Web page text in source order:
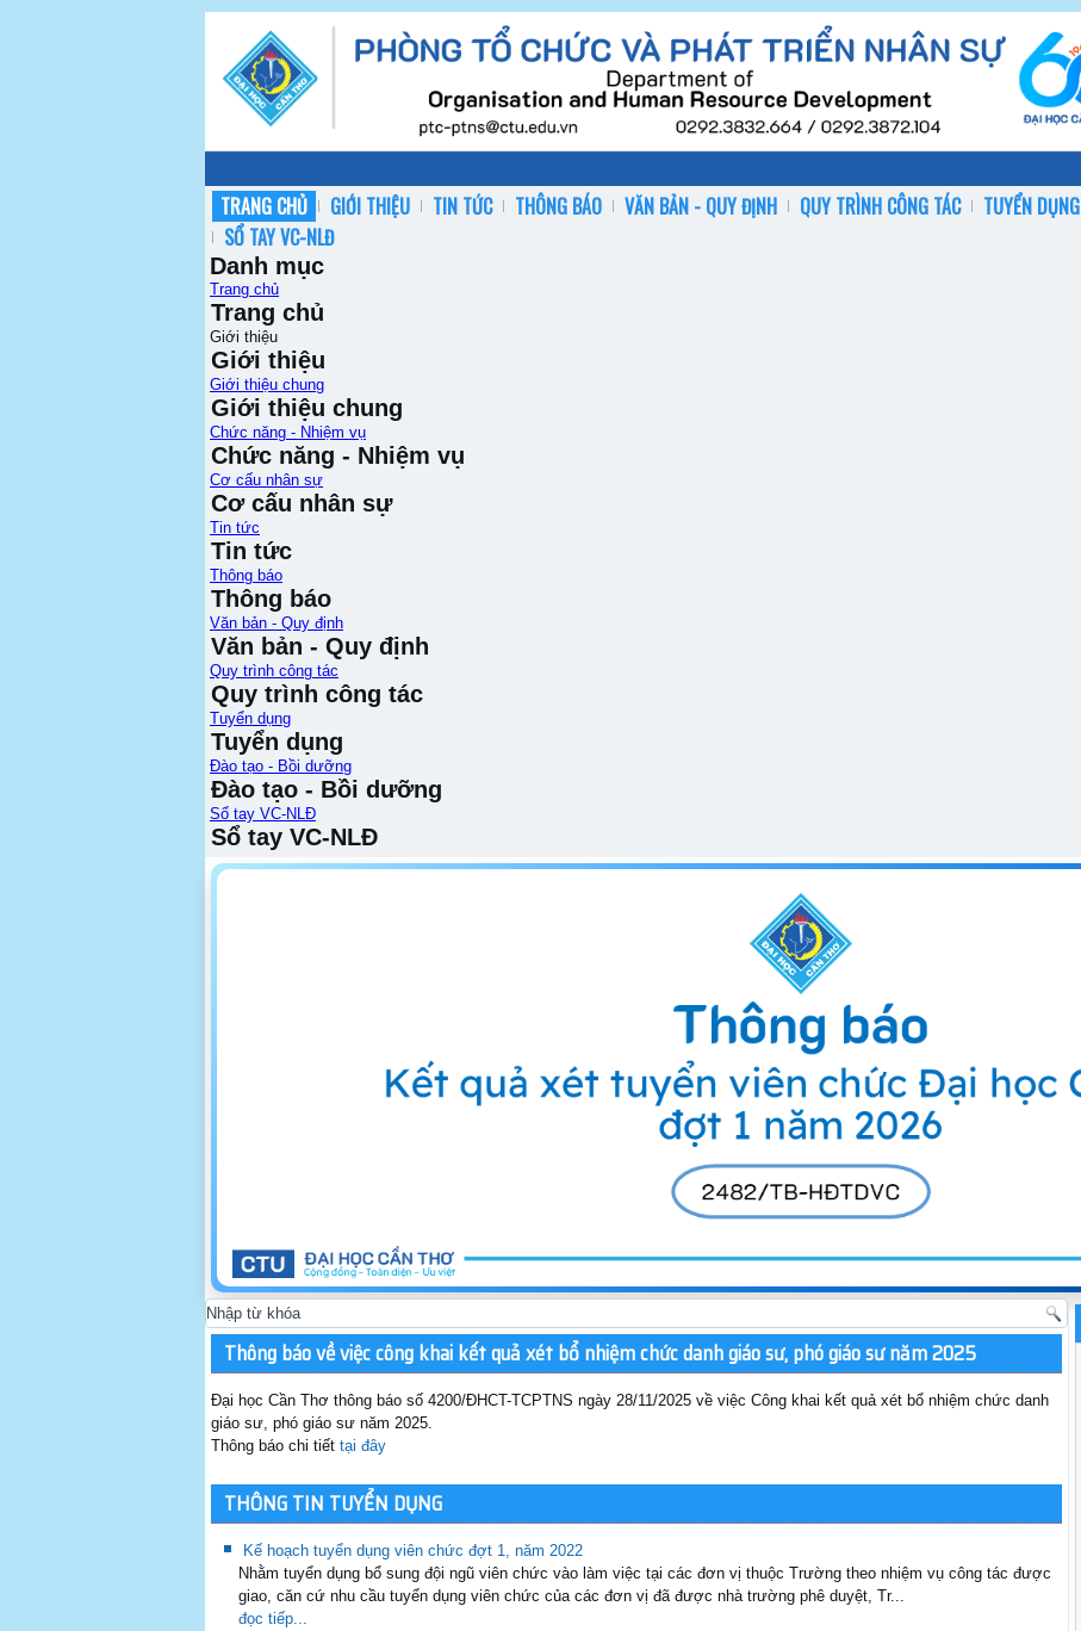
TRANG CHỦ GIỚI THIỆU TIN TỨC THÔNG BÁO VĂN BẢN - QUY ĐỊNH QUY TRÌNH CÔNG TÁC TUYỂN DỤNG
SỔ TAY VC-NLĐ
Danh mục
Trang chủ
Trang chủ
Giới thiệu
Giới thiệu
Giới thiệu chung
Giới thiệu chung
Chức năng - Nhiệm vụ
Chức năng - Nhiệm vụ
Cơ cấu nhân sự
Cơ cấu nhân sự
Tin tức
Tin tức
Thông báo
Thông báo
Văn bản - Quy định
Văn bản - Quy định
Quy trình công tác
Quy trình công tác
Tuyển dụng
Tuyển dụng
Đào tạo - Bồi dưỡng
Đào tạo - Bồi dưỡng
Sổ tay VC-NLĐ
Sổ tay VC-NLĐ
Thông báo về việc công khai kết quả xét bổ nhiệm chức danh giáo sư, phó giáo sư năm 2025
Đại học Cần Thơ thông báo số 4200/ĐHCT-TCPTNS ngày 28/11/2025 về việc Công khai kết quả xét bổ nhiệm chức danh
giáo sư, phó giáo sư năm 2025.
Thông báo chi tiết tại đây
THÔNG TIN TUYỂN DỤNG
Kế hoạch tuyển dụng viên chức đợt 1, năm 2022
Nhằm tuyển dụng bổ sung đội ngũ viên chức vào làm việc tại các đơn vị thuộc Trường theo nhiệm vụ công tác được
giao, căn cứ nhu cầu tuyển dụng viên chức của các đơn vị đã được nhà trường phê duyệt, Tr...
đọc tiếp...